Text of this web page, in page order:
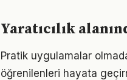
Yaratıcılık
Pratik uygulamalar
öğrenilenleri hayata